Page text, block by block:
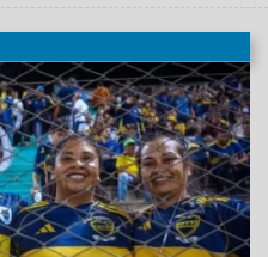
Martearena será sede del
entre los xeneixes y Atlético
es total.